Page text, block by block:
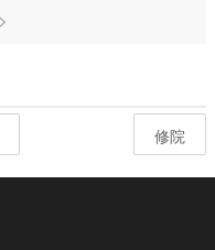
修院